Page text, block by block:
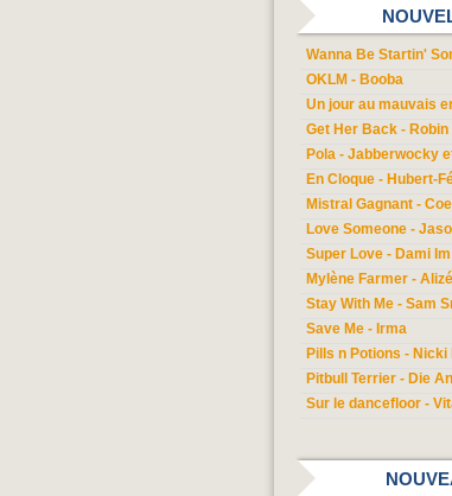
Wanna Be Startin'
OKLM - Booba
Un jour au mauvais
Get Her Back -
Pola - Jabberwocky
En Cloque - Hubert-
Mistral Gagnant -
Love Someone -
Super Love - Dami Im
Mylène Farmer -
Stay With Me - Sam
Save Me - Irma
Pills n Potions - Nicki
Pitbull Terrier - Die
Sur le dancefloor -